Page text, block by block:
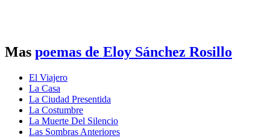
Mas poemas de Eloy Sánchez Rosillo
El Viajero
La Casa
La Ciudad Presentida
La Costumbre
La Muerte Del Silencio
Las Sombras Anteriores